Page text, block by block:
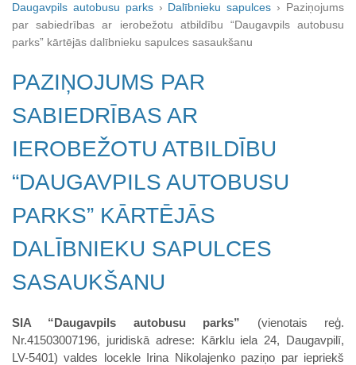
Daugavpils autobusu parks› Dalībnieku sapulces › Paziņojums
par sabiedrības ar ierobežotu atbildību “Daugavpils autobusu
parks” kārtējās dalībnieku sapulces sasaukšanu
PAZIŅOJUMS PAR
SABIEDRĪBAS AR
IEROBEŽOTU ATBILDĪBU
“DAUGAVPILS AUTOBUSU
PARKS” KĀRTĒJĀS
DALĪBNIEKU SAPULCES
SASAUKŠANU
SIA “Daugavpils autobusu parks” (vienotais reģ.
Nr.41503007196, juridiskā adrese: Kārklu iela 24, Daugavpilī,
LV-5401) valdes locekle Irina Nikolajenko paziņo par iepriekš